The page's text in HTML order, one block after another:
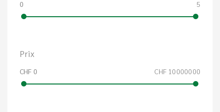
0 5
Prix
CHF 0 CHF 10000000